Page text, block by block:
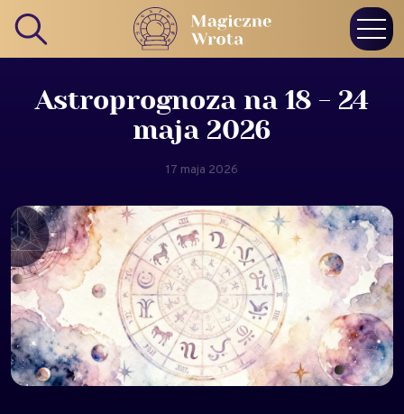
Astroprognoza na 18 - 24
maja 2026
17 maja 2026